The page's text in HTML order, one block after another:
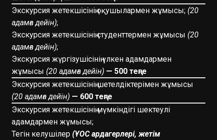
Экскурсия жетекшісінің оқушылармен жұмысы; (20
адамға дейін);
Экскурсия жетекшісінің студенттермен жұмысы (20
адамға дейін);
Экскурсия жүргізушісінің үлкен адамдармен
жұмысы (20 адамға дейін) — 500 теңге
Экскурсия жетекшісінің шетелдіктерімен жұмысы
(20 адамға дейін) — 600 теңге
Экскурсия жетекшісінің мүмкіндігі шектеулі
адамдармен жұмысы;
Тегін келушілер (ҰОС ардагерлері, жетім